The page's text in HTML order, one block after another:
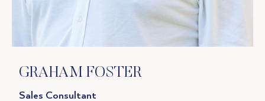
GRAHAM FOSTER
Sales Consultant